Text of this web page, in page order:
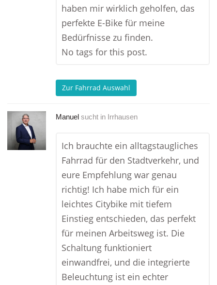
haben mir wirklich geholfen, das
perfekte E-Bike für meine
Bedürfnisse zu finden.
No tags for this post.
Zur Fahrrad Auswahl
Manuel sucht in Irrhausen
Ich brauchte ein alltagstaugliches
Fahrrad für den Stadtverkehr, und
eure Empfehlung war genau
richtig! Ich habe mich für ein
leichtes Citybike mit tiefem
Einstieg entschieden, das perfekt
für meinen Arbeitsweg ist. Die
Schaltung funktioniert
einwandfrei, und die integrierte
Beleuchtung ist ein echter